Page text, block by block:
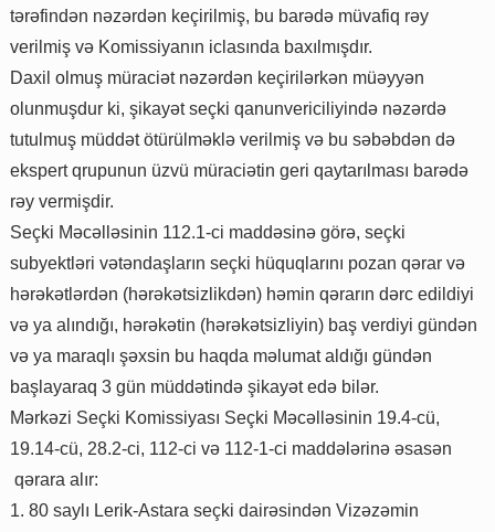
tərəfindən nəzərdən keçirilmiş, bu barədə müvafiq rəy
verilmiş və Komissiyanın iclasında baxılmışdır.
Daxil olmuş müraciət nəzərdən keçirilərkən müəyyən
olunmuşdur ki, şikayət seçki qanunvericiliyində nəzərdə
tutulmuş müddət ötürülməklə verilmiş və bu səbəbdən də
ekspert qrupunun üzvü müraciətin geri qaytarılması barədə
rəy vermişdir.
Seçki Məcəlləsinin 112.1-ci maddəsinə görə, seçki
subyektləri vətəndaşların seçki hüquqlarını pozan qərar və
hərəkətlərdən (hərəkətsizlikdən) həmin qərarın dərc edildiyi
və ya alındığı, hərəkətin (hərəkətsizliyin) baş verdiyi gündən
və ya maraqlı şəxsin bu haqda məlumat aldığı gündən
başlayaraq 3 gün müddətində şikayət edə bilər.
Mərkəzi Seçki Komissiyası Seçki Məcəlləsinin 19.4-cü,
19.14-cü, 28.2-ci, 112-ci və 112-1-ci maddələrinə əsasən
qərara alır:
1. 80 saylı Lerik-Astara seçki dairəsindən Vizəzəmin